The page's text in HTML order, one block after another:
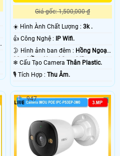
Giá gốc: 1,500,000 ₫
☀️ Hình Ành Chất Lượng :3k .
👍 Công Nghệ :
IP Wifi.
🌛 Hình ảnh ban đêm : Hồng Ngoại
30m Hồng Ngoại Smart IR.
❄ Cấu Tạo CameraThân Plastic.
️🎙 Tích Hợp :Thu Âm.
947